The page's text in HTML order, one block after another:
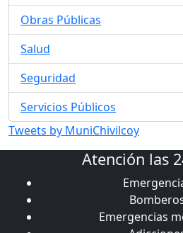
Obras Públicas
Salud
Seguridad
Servicios Públicos
Tweets by MuniChivilcoy
Atención las
Emergencias